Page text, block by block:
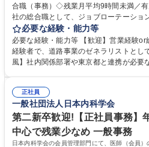
合職（事務）◇残業月平均9時間未満／有給年平均
社の総合職として、ジョブローテーショ
等のフロント部門の部署等幅広い部署で
制度やキャリア支援が充実しております！ ※下記
管理部門：広報、人事、経理など当公社
門：駐車場の新規開拓、管理運営、新宿
道路施設や道路工事現場の見学ツアー事
へ配属。※業務内容変更の範囲：会社の定める業務 募集職
ープ】総合職（事務）◇残業月平均9時
必要な経験・能力等
必要な経験・能力等 【歓迎】営業経験
経験者で、道路事業のゼネラリストとし
風】社内関係部署や東京都と連携が必要
部門など多岐に渡る業務を経験できます
事業の他、新宿駅西口広場内に設置され
イン」の管理運営を行うなど、事業収益
います。 学歴・資格 学歴：大学院 大学 高専 短大 専修学校 高校 語学力：
資格：
正社員
一般社団法人日本内科学会
第二新卒歓迎!【正社員事務】
中心で残業少なめ 一般事務
日本内科学会の会員管理部門にて、医師（会員